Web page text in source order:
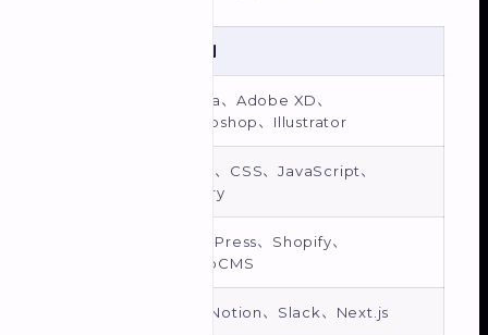
具体例
Figma、Adobe XD、
Photoshop、Illustrator
HTML、CSS、JavaScript、
jQuery
WordPress、Shopify、
microCMS
Git、Notion、Slack、Next.js